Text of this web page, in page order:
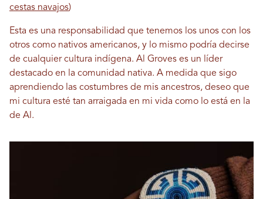
cestas navajos)
Esta es una responsabilidad que tenemos los unos con los
otros como nativos americanos, y lo mismo podría decirse
de cualquier cultura indígena. Al Groves es un líder
destacado en la comunidad nativa. A medida que sigo
aprendiendo las costumbres de mis ancestros, deseo que
mi cultura esté tan arraigada en mi vida como lo está en la
de Al.